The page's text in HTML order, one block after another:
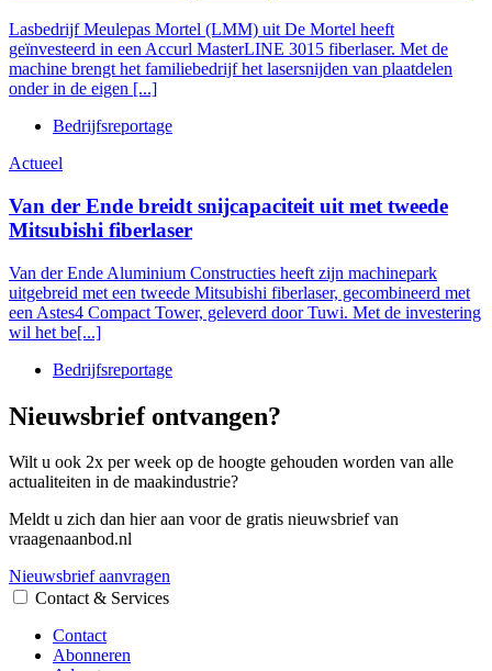
Lasbedrijf Meulepas Mortel (LMM) uit De Mortel heeft
geïnvesteerd in een Accurl MasterLINE 3015 fiberlaser. Met de
machine brengt het familiebedrijf het lasersnijden van plaatdelen
onder in de eigen [...]
Bedrijfsreportage
Actueel
Van der Ende breidt snijcapaciteit uit met tweede
Mitsubishi fiberlaser
Van der Ende Aluminium Constructies heeft zijn machinepark
uitgebreid met een tweede Mitsubishi fiberlaser, gecombineerd met
een Astes4 Compact Tower, geleverd door Tuwi. Met de investering
wil het be[...]
Bedrijfsreportage
Nieuwsbrief ontvangen?
Wilt u ook 2x per week op de hoogte gehouden worden van alle
actualiteiten in de maakindustrie?
Meldt u zich dan hier aan voor de gratis nieuwsbrief van
vraagenaanbod.nl
Nieuwsbrief aanvragen
Contact & Services
Contact
Abonneren